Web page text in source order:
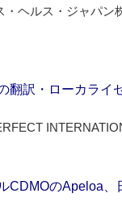
・ヘルス・ジャパン
翻訳・ローカライ
CDMOのApeloa